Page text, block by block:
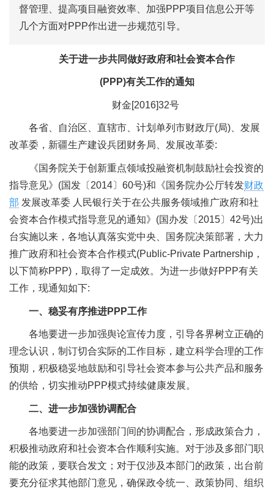
督管理、提高项目融资效率、加强PPP项目信息公开等
几个方面对PPP作出进一步规范引导。
关于进一步共同做好政府和社会资本合作
(PPP)有关工作的通知
财金[2016]32号
各省、自治区、直辖市、计划单列市财政厅(局)、发展
改革委，新疆生产建设兵团财务局、发展改革委:
《国务院关于创新重点领域投融资机制鼓励社会投资的
指导意见》(国发〔2014〕60号)和《国务院办公厅转发财政
部 发展改革委 人民银行关于在公共服务领域推广政府和社
会资本合作模式指导意见的通知》(国办发〔2015〕42号)出
台实施以来，各地认真落实党中央、国务院决策部署，大力
推广政府和社会资本合作模式(Public-Private Partnership，
以下简称PPP)，取得了一定成效。为进一步做好PPP有关
工作，现通知如下:
一、稳妥有序推进PPP工作
各地要进一步加强舆论宣传力度，引导各界树立正确的
理念认识，制订切合实际的工作目标，建立科学合理的工作
预期，积极稳妥地鼓励和引导社会资本参与公共产品和服务
的供给，切实推动PPP模式持续健康发展。
二、进一步加强协调配合
各地要进一步加强部门间的协调配合，形成政策合力，
积极推动政府和社会资本合作顺利实施。对于涉及多部门职
能的政策，要联合发文；对于仅涉及本部门的政策，出台前
要充分征求其他部门意见，确保政令统一、政策协同、组织